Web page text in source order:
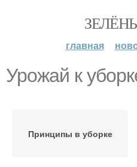
главная
Урожай к
Принципы в уборке